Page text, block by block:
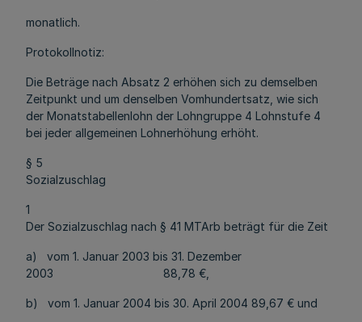
monatlich.
Protokollnotiz:
Die Beträge nach Absatz 2 erhöhen sich zu demselben
Zeitpunkt und um denselben Vomhundertsatz, wie sich
der Monatstabellenlohn der Lohngruppe 4 Lohnstufe 4
bei jeder allgemeinen Lohnerhöhung erhöht.
§ 5
Sozialzuschlag
1
Der Sozialzuschlag nach § 41 MTArb beträgt für die Zeit
a) vom 1. Januar 2003 bis 31. Dezember
2003 88,78 €,
b) vom 1. Januar 2004 bis 30. April 2004 89,67 € und